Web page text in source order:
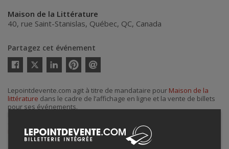
Maison de la Littérature
40, rue Saint-Stanislas, Québec, QC, Canada
Partagez cet événement
Twitter
courriel
Lepointdevente.com agit à titre de mandataire pour Maison de la
littérature dans le cadre de l’affichage en ligne et la vente de billets
pour ses événements.
info@maisondelalitterature.qc.caou au +1 418-641-6797 #3